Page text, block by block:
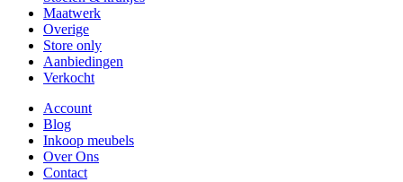
Maatwerk
Overige
Store only
Aanbiedingen
Verkocht
Account
Blog
Inkoop meubels
Over Ons
Contact